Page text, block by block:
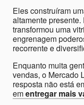
Eles construíram
altamente
transformou uma
engrenagem
recorrente e
Enquanto muita
vendas, o Mercado
resposta não está
ementregar mais